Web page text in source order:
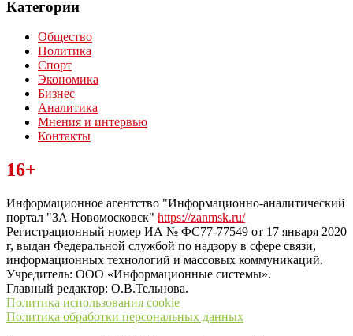
Категории
Общество
Политика
Спорт
Экономика
Бизнес
Аналитика
Мнения и интервью
Контакты
Читайте последние новости дня в Тульской области на сайте
“ЗаНовомосковск”
16+
Информационное агентство "Информационно-аналитический
портал "ЗА Новомосковск" https://zanmsk.ru/
Регистрационный номер ИА № ФС77-77549 от 17 января 2020
г, выдан Федеральной службой по надзору в сфере связи,
информационных технологий и массовых коммуникаций.
Учредитель: ООО «Информационные системы».
Главный редактор: О.В.Тельнова.
Политика использования cookie
Политика обработки персональных данных